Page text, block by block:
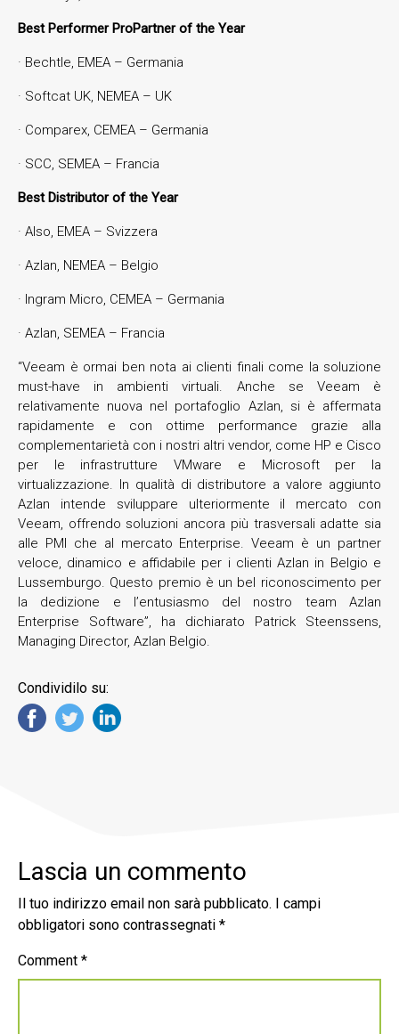
Best Performer ProPartner of the Year
· Bechtle, EMEA – Germania
· Softcat UK, NEMEA – UK
· Comparex, CEMEA – Germania
· SCC, SEMEA – Francia
Best Distributor of the Year
· Also, EMEA – Svizzera
· Azlan, NEMEA – Belgio
· Ingram Micro, CEMEA – Germania
· Azlan, SEMEA – Francia
“Veeam è ormai ben nota ai clienti finali come la soluzione
must-have in ambienti virtuali. Anche se Veeam è
relativamente nuova nel portafoglio Azlan, si è affermata
rapidamente e con ottime performance grazie alla
complementarietà con i nostri altri vendor, come HP e Cisco
per le infrastrutture VMware e Microsoft per la
virtualizzazione. In qualità di distributore a valore aggiunto
Azlan intende sviluppare ulteriormente il mercato con
Veeam, offrendo soluzioni ancora più trasversali adatte sia
alle PMI che al mercato Enterprise. Veeam è un partner
veloce, dinamico e affidabile per i clienti Azlan in Belgio e
Lussemburgo. Questo premio è un bel riconoscimento per
la dedizione e l’entusiasmo del nostro team Azlan
Enterprise Software”, ha dichiarato Patrick Steenssens,
Managing Director, Azlan Belgio.
Condividilo su:
Lascia un commento
Il tuo indirizzo email non sarà pubblicato.
I campi
obbligatori sono contrassegnati *
Comment *